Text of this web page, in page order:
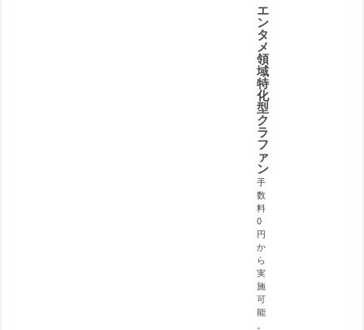
エ
ン
タ
メ
領
域
特
化
型
ク
ラ
フ
ァ
ン
手
数
料
0
円
か
ら
実
施
可
能